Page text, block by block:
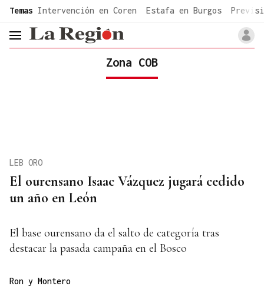
common.go-to-content
Temas Intervención en Coren Estafa en Burgos
header.menu.open
Zona COB
El ourensano Isaac Vázquez jugará cedido
un año en León
LEB ORO
El base ourensano da el salto de categoría tras
destacar la pasada campaña en el Bosco
Ron y Montero